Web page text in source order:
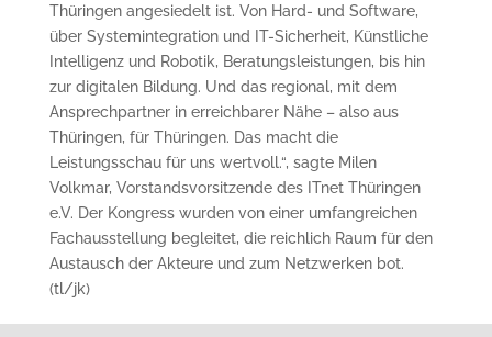
Thüringen angesiedelt ist. Von Hard- und Software,
über Systemintegration und IT-Sicherheit, Künstliche
Intelligenz und Robotik, Beratungsleistungen, bis hin
zur digitalen Bildung. Und das regional, mit dem
Ansprechpartner in erreichbarer Nähe – also aus
Thüringen, für Thüringen. Das macht die
Leistungsschau für uns wertvoll.“, sagte Milen
Volkmar, Vorstandsvorsitzende des ITnet Thüringen
e.V. Der Kongress wurden von einer umfangreichen
Fachausstellung begleitet, die reichlich Raum für den
Austausch der Akteure und zum Netzwerken bot.
(tl/jk)